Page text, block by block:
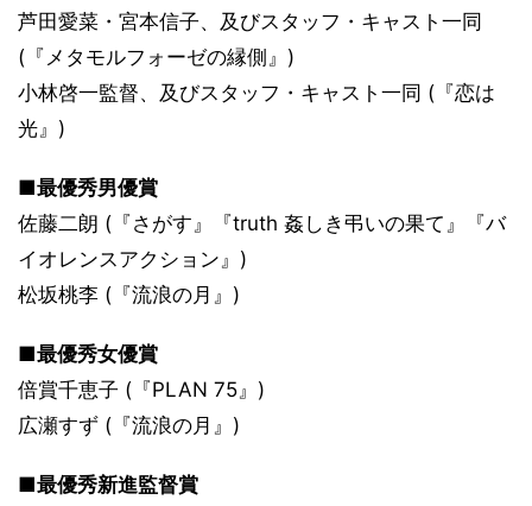
芦田愛菜・宮本信子、及びスタッフ・キャスト一同
(『メタモルフォーゼの縁側』)
小林啓一監督、及びスタッフ・キャスト一同 (『恋は
光』)
■最優秀男優賞
佐藤二朗 (『さがす』『truth 姦しき弔いの果て』『バ
イオレンスアクション』)
松坂桃李 (『流浪の月』)
■最優秀女優賞
倍賞千恵子 (『PLAN 75』)
広瀬すず (『流浪の月』)
■最優秀新進監督賞